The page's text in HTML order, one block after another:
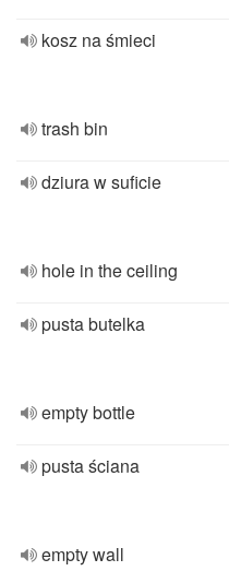
kosz na śmieci
trash bin
dziura w suficie
hole in the ceiling
pusta butelka
empty bottle
pusta ściana
empty wall